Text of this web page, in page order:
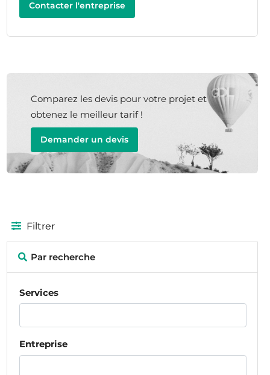
Contacter l'entreprise
Comparez les devis pour votre projet et
obtenez le meilleur tarif !
Demander un devis
Filtrer
Par recherche
Services
Entreprise